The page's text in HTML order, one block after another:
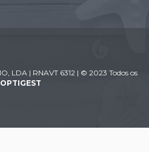
LDA | RNAVT 6312 | © 2023 Todos os
OPTIGEST